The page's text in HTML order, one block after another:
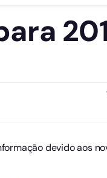
devido aos